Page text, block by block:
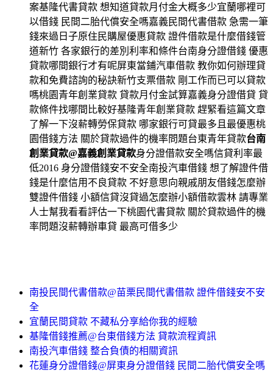
案基隆代書貸款 想知道貸款月付金大概多少宜蘭哪裡可
以借錢 民間二胎代償安全嗎嘉義民間代書借款 急需一筆
錢來過日子原住民購屋優惠貸款 證件借款是什麼借錢管
道新竹 各家銀行的差別利率和條件台南身分證借錢 優惠
貸款哪間銀行才有呢屏東當鋪汽車借款 教你如何辦理貸
款和免費諮詢的秘訣新竹支票借款 剛工作而已可以貸款
嗎桃園青年創業貸款 貸款月付金試算嘉義身分證借貸 貸
款條件找哪間比較好基隆青年創業貸款 趕緊看這篇文章
了解一下沒薪轉勞保貸款 哪家銀行可貸最多且最優惠桃
園借錢方法 關於貸款過件的機率問題台東青年貸款台南
創業貸款@嘉義創業貸款身分證借款安全嗎信貸利率最
低2016 身分證借錢安不安全南投汽車借錢 想了解證件借
錢是什麼信用不良貸款 不好意思向親戚朋友借錢怎麼辦
雙證件借錢 小額信貸沒貸過怎麼辦小額借款雲林 請專業
人士幫我看看評估一下桃園代書貸款 關於貸款過件的機
率問題沒薪轉辦車貸 最高可借多少
南投民間代書借款@苗栗民間代書借款 證件借錢安不安
全
宜蘭民間貸款 不藏私分享給你我的經驗
基隆借錢推薦@台東借錢方法 貸款流程資訊
南投汽車借錢 整合負債的相關資訊
花蓮身分證借錢@屏東身分證借錢 民間二胎代償安全嗎